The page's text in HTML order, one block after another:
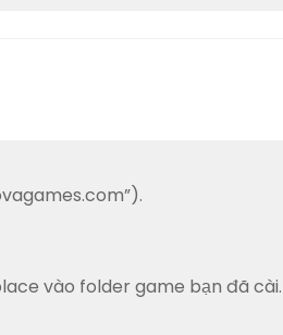
vào folder game bạn đã cài.